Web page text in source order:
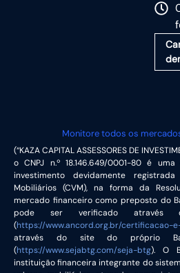
Monitore todos os
(“KAZA CAPITAL ASSESSORES DE
o CNPJ n.º 18.146.649/0001-80 é
investimento devidamente
Mobiliários (CVM), na forma da
mercado financeiro como preposto do
pode ser verificado através
(https://www.ancord.org.br/certificacao-
através do site do próprio
(https://www.sejabtg.com/seja-btg). O
instituição financeira integrante do